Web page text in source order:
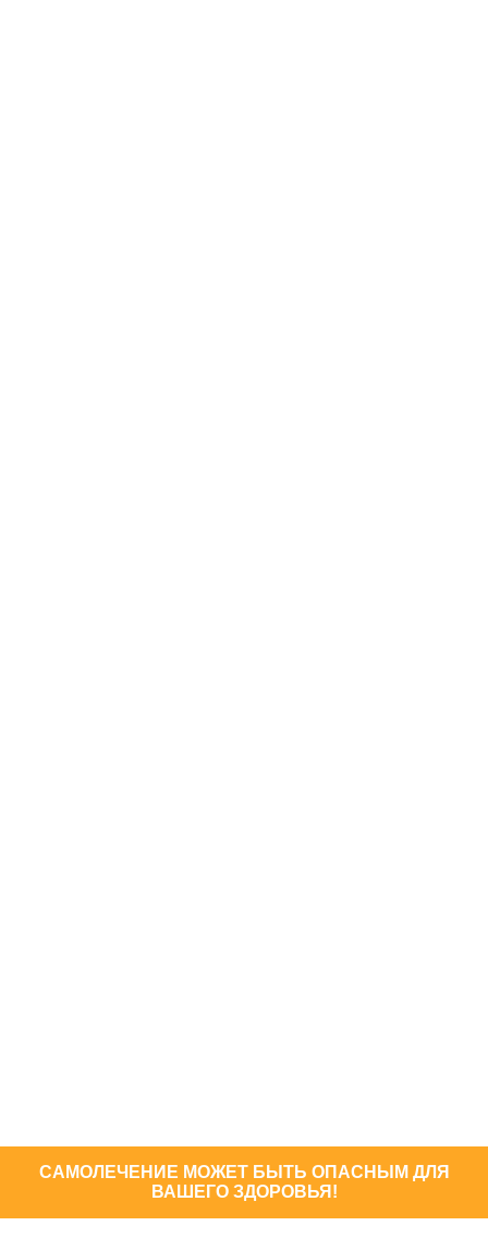
САМОЛЕЧЕНИЕ МОЖЕТ БЫТЬ ОПАСНЫМ ДЛЯ
ВАШЕГО ЗДОРОВЬЯ!